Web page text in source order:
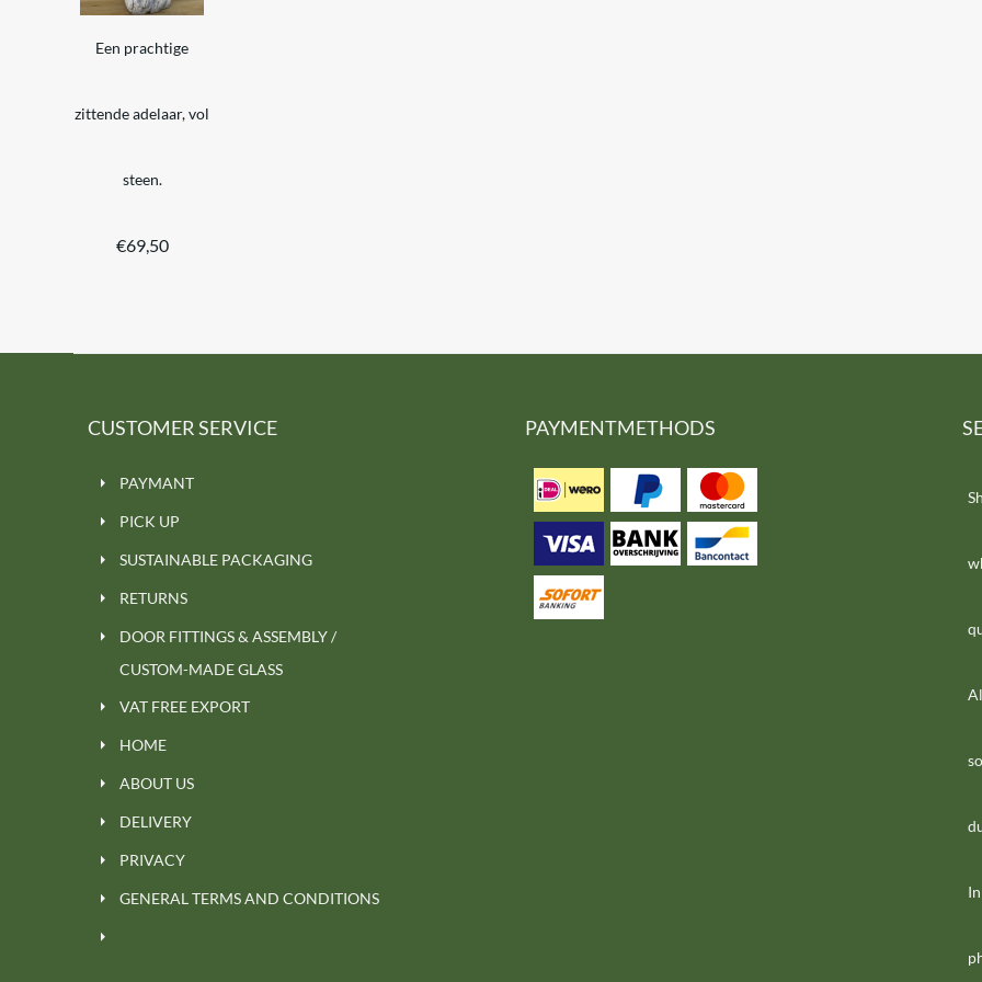
Een prachtige
zittende adelaar, vol
steen.
€69,50
CUSTOMER SERVICE
PAYMANT
PICK UP
SUSTAINABLE PACKAGING
RETURNS
DOOR FITTINGS & ASSEMBLY /
CUSTOM-MADE GLASS
VAT FREE EXPORT
HOME
ABOUT US
DELIVERY
PRIVACY
GENERAL TERMS AND CONDITIONS
PAYMENTMETHODS